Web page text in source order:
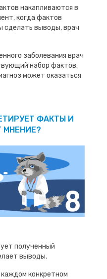
накапливаются в
когда фактов
сделать выводы, врач
заболевания врач
набор фактов.
может оказаться
ФАКТЫ И
МНЕНИЕ?
полученный
выводы.
конкретном